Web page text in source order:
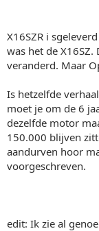
X16SZR i
was het de
veranderd. Maar
Is hetzelfde
moet je om de 6
dezelfde motor
150.000 blijven
aandurven hoor
voorgeschreven.
edit: Ik zie al